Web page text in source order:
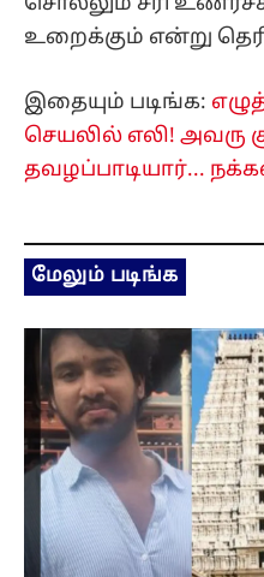
உறைக்கும் என்று
இதையும் படிங்க:
செயலில் எலி! அவரு
தவழப்பாடியார்...
மேலும் படிங்க